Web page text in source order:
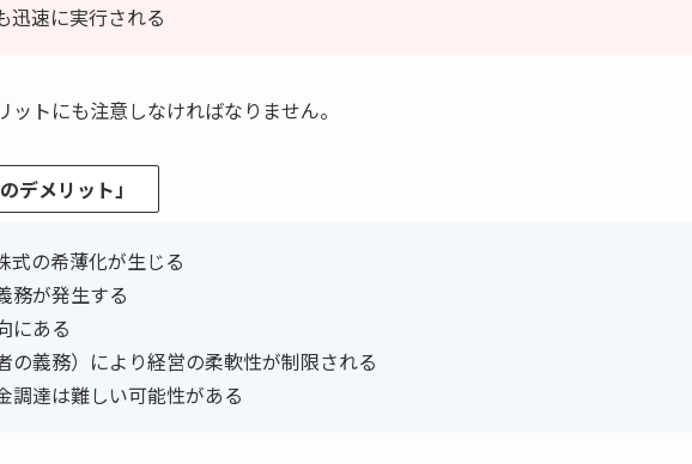
迅速に実行される
トにも注意しなければなりません。
デメリット」
式の希薄化が生じる
務が発生する
にある
の義務）により経営の柔軟性が制限される
調達は難しい可能性がある